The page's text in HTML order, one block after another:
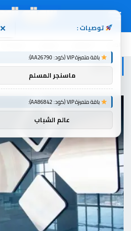
اخبار أسواق عروض منوعات
ارتفاع
توصيات : ×
باقة متميزة VIP (كود: AA26790):
ماسنجر المسلم
باقة متميزة VIP (كود: AA86842):
عالم الشباب